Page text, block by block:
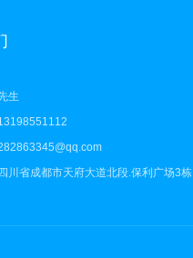
生
川省成都市天府大道北段.保利广场3栋